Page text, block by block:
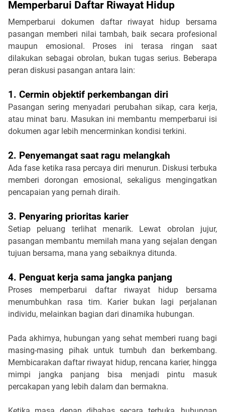
Memperbarui Daftar Riwayat Hidup
Memperbarui dokumen daftar riwayat hidup bersama
pasangan memberi nilai tambah, baik secara profesional
maupun emosional. Proses ini terasa ringan saat
dilakukan sebagai obrolan, bukan tugas serius. Beberapa
peran diskusi pasangan antara lain:
1. Cermin objektif perkembangan diri
Pasangan sering menyadari perubahan sikap, cara kerja,
atau minat baru. Masukan ini membantu memperbarui isi
dokumen agar lebih mencerminkan kondisi terkini.
2. Penyemangat saat ragu melangkah
Ada fase ketika rasa percaya diri menurun. Diskusi terbuka
memberi dorongan emosional, sekaligus mengingatkan
pencapaian yang pernah diraih.
3. Penyaring prioritas karier
Setiap peluang terlihat menarik. Lewat obrolan jujur,
pasangan membantu memilah mana yang sejalan dengan
tujuan bersama, mana yang sebaiknya ditunda.
4. Penguat kerja sama jangka panjang
Proses memperbarui daftar riwayat hidup bersama
menumbuhkan rasa tim. Karier bukan lagi perjalanan
individu, melainkan bagian dari dinamika hubungan.
Pada akhirnya, hubungan yang sehat memberi ruang bagi
masing-masing pihak untuk tumbuh dan berkembang.
Membicarakan daftar riwayat hidup, rencana karier, hingga
mimpi jangka panjang bisa menjadi pintu masuk
percakapan yang lebih dalam dan bermakna.